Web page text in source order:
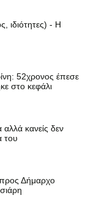
ιδιότητες) - Η
52χρονος έπεσε
στο κεφάλι
αλλά κανείς δεν
του
Δήμαρχο